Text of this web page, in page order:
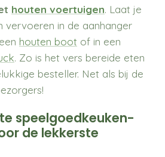
houten voertuigen. Laat je
vervoeren in de aanhanger
houten boot of in een
. Zo is het vers bereide eten
besteller. Net als bij de
speelgoedkeuken-
de lekkerste